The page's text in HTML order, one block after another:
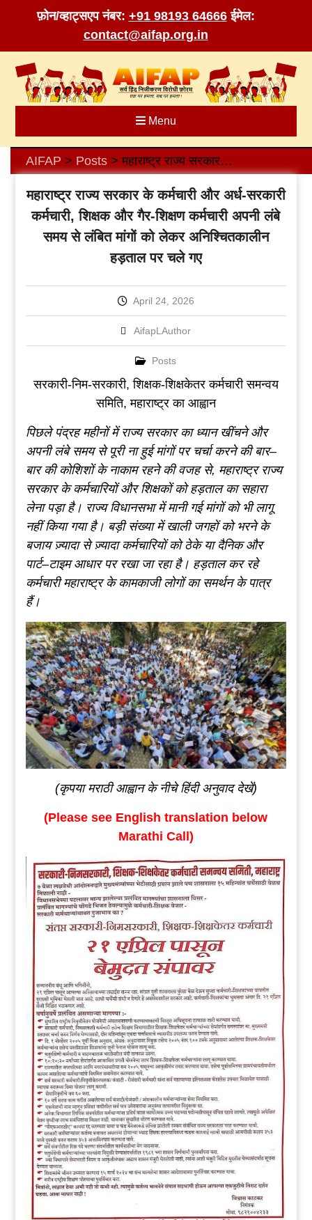
फ़ोन/व्हाट्सएप नंबर: +91 98193 64666 ईमेल:
contact@aifap.org.in
content
Menu
AIFAP > Posts> महाराष्ट्र राज्य सरकार के कर्मचारी और अर्ध-सरकारी कर्मचारी, शिक्षक और गैर-शिक्षण कर्मचारी अपनी लंबे समय से लंबित मांगों को लेकर अनिश्चितकालीन हड़ताल पर चले गए
महाराष्ट्र राज्य सरकार के कर्मचारी और अर्ध-सरकारी
कर्मचारी, शिक्षक और गैर-शिक्षण कर्मचारी अपनी लंबे
समय से लंबित मांगों को लेकर अनिश्चितकालीन
हड़ताल पर चले गए
April 24, 2026
AifapLAuthor
Posts
सरकारी-निम-सरकारी, शिक्षक-शिक्षकेतर कर्मचारी समन्वय
समिति, महाराष्ट्र का आह्वान
पिछले पंद्रह महीनों में राज्य सरकार का ध्यान खींचने और
अपनी लंबे समय से पूरी ना हुई मांगों पर चर्चा करने की बार–
बार की कोशिशों के नाकाम रहने की वजह से, महाराष्ट्र राज्य
सरकार के कर्मचारियों और शिक्षकों को हड़ताल का सहारा
लेना पड़ा है। राज्य विधानसभा में मानी गई मांगों को भी लागू
नहीं किया गया है। बड़ी संख्या में खाली जगहों को भरने के
बजाय ज़्यादा से ज़्यादा कर्मचारियोंको ठेके या दैनिक और
पार्ट–टाइम आधार पर रखा जा रहा है। हड़ताल कर रहे
कर्मचारीमहाराष्ट्र के कामकाजी लोगों का समर्थनके पात्र
हैं।
(कृपया मराठी आह्वान के नीचे हिंदी अनुवाद देखें)
(Please see English translation below
Marathi Call)